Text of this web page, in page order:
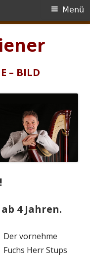
– BILD
Menü
4 Jahren.
Der vornehme
Fuchs Herr Stups